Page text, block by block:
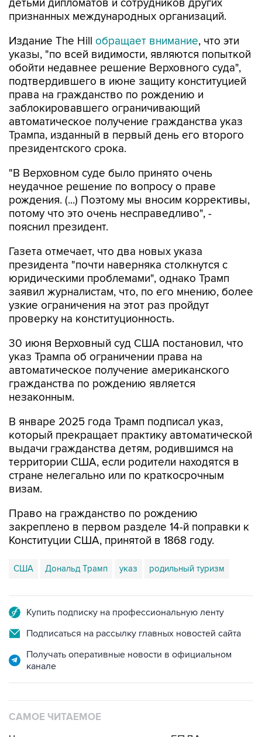
Издание The Hillобращает внимание, что эти
обойти недавнее решение Верховного суда",
подтвердившего в июне защиту конституцией
права на гражданство по рождению и
заблокировавшего ограничивающий
автоматическое получение гражданства указ
Трампа, изданный в первый день его второго
президентского срока.
"В Верховном суде было принято очень
рождения. (...) Поэтому мы вносим коррективы,
потому что это очень несправедливо", -
пояснил президент.
Газета отмечает, что два новых указа
юридическими проблемами", однако Трамп
заявил журналистам, что, по его мнению, более
узкие ограничения на этот раз пройдут
проверку на конституционность.
30 июня Верховный суд США постановил, что
автоматическое получение американского
гражданства по рождению является
незаконным.
В январе 2025 года Трамп подписал указ,
выдачи гражданства детям, родившимся на
территории США, если родители находятся в
стране нелегально или по краткосрочным
визам.
Право на гражданство по рождению
Конституции США, принятой в 1868 году.
США Дональд Трамп указ родильный туризм
Подписаться на рассылку главных новостей сайта
Получать оперативные новости в официальном
Число пострадавших при атаке БПЛА под